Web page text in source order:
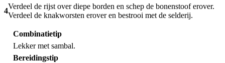
4
Verdeel de rijst over diepe borden en schep de bonenstoof erover.
Verdeel de knakworsten erover en bestrooi met de selderij.
Combinatietip
Lekker met sambal.
Bereidingstip